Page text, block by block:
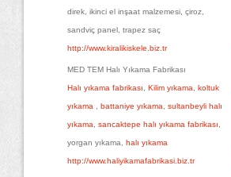
direk, ikinci el inşaat malzemesi, çiroz,
sandviç panel, trapez saç
http://www.kiralikiskele.biz.tr
MED TEM Halı Yıkama Fabrikası
Halı yıkama fabrikası Kilim yıkama koltuk
yıkama battaniye yıkama sultanbeyli halı
yıkama sancaktepe halı yıkama fabrikası
yorgan yıkama, halı yıkama
http://www.haliyikamafabrikasi.biz.tr